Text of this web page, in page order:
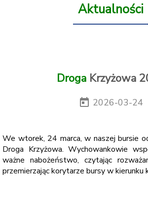
Aktualności
DrogaKrzyżowa
today 2026-03-24
We wtorek, 24 marca, w naszej bursie
Droga Krzyżowa. Wychowankowie
ważne nabożeństwo, czytając
przemierzając korytarze bursy w kierunku